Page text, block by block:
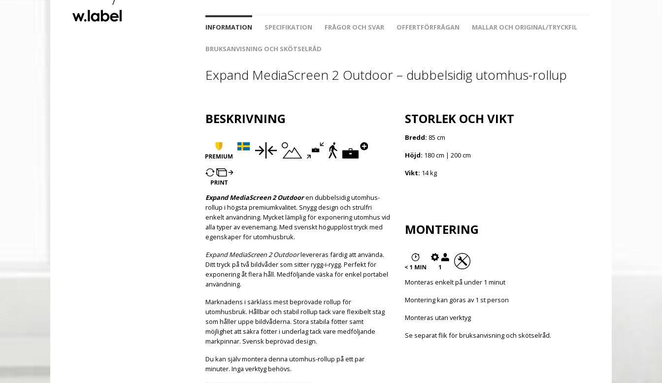
INFORMATION SPECIFIKATION FRÅGOR OCH SVAR OFFERTFÖRFRÅGAN MALLAR OCH ORIGINAL/TRYCKFIL
BRUKSANVISNING OCH SKÖTSELRÅD
Expand MediaScreen 2 Outdoor – dubbelsidig utomhus-rollup
BESKRIVNING
Expand MediaScreen 2 Outdooren dubbelsidig utomhus-
rollup i högsta premiumkvalitet. Snygg design och strulfri
enkelt användning. Mycket lämplig för exponering utomhus vid
alla typer av evenemang. Med svenskt högupplöst tryck med
egenskaper för utomhusbruk.
Expand MediaScreen 2 Outdoorlevereras färdig att använda.
Ditt tryck på två bildvåder som sitter rygg-i-rygg. Perfekt för
exponering åt flera håll. Medföljande väska för enkel portabel
användning.
Marknadens i särklass mest beprövade rollup för
utomhusbruk. Hållbar och stabil rollup tack vare flexibelt stag
som håller uppe bildvåderna. Stora stabila fötter samt
möjlighet att säkra fötter i underlag tack vare medföljande
markpinnar. Svensk beprövad design.
Du kan själv montera denna utomhus-rollup på ett par
minuter. Inga verktyg behövs.
STORLEK OCH VIKT
Bredd: 85 cm
Höjd: 180 cm | 200 cm
Vikt: 14 kg
MONTERING
Monteras enkelt på under 1 minut
Montering kan göras av 1 st person
Monteras utan verktyg
Se separat flik för bruksanvisning och skötselråd.